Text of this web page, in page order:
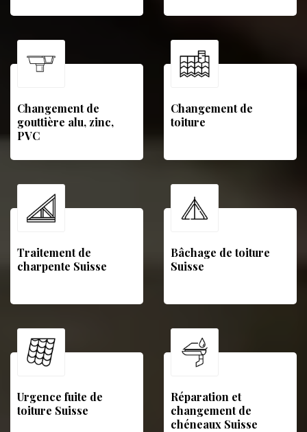
Changement de
gouttière alu, zinc,
PVC
Changement de
toiture
Traitement de
charpente Suisse
Bâchage de toiture
Suisse
Urgence fuite de
toiture Suisse
Réparation et
changement de
chéneaux Suisse